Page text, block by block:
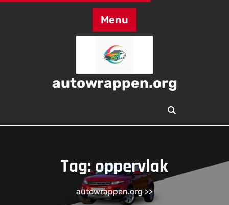
Skip
Menu
autowrappen.org
Tag:oppervlak
autowrappen.org>>